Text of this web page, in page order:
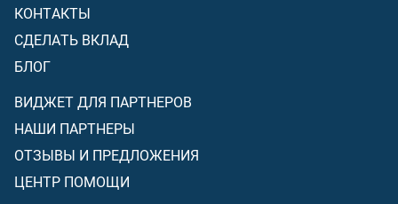
КОНТАКТЫ
СДЕЛАТЬ ВКЛАД
БЛОГ
ВИДЖЕТ ДЛЯ ПАРТНЕРОВ
НАШИ ПАРТНЕРЫ
ОТЗЫВЫ И ПРЕДЛОЖЕНИЯ
ЦЕНТР ПОМОЩИ